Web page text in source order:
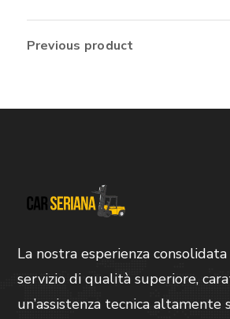
Previous product
La nostra esperienza
servizio di qualità superiore,
un’assistenza tecnica altamente